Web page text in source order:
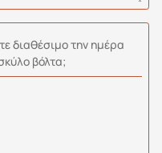
διαθέσιμο την ημέρα
βόλτα;